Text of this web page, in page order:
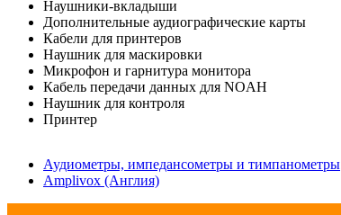
Наушники-вкладыши
Дополнительные аудиографические карты
Кабели для принтеров
Наушник для маскировки
Микрофон и гарнитура монитора
Кабель передачи данных для NOAH
Наушник для контроля
Принтер
Аудиометры, импедансометры и тимпанометры
Amplivox (Англия)